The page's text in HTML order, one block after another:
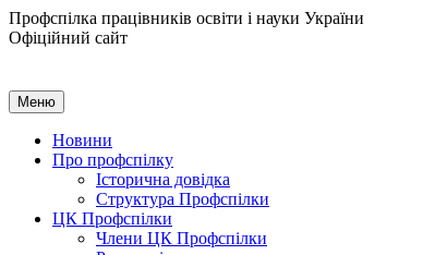
Профспілка працівників освіти і науки України
Офіційний сайт
Меню
Новини
Про профспілку
Історична довідка
Структура Профспілки
ЦК Профспілки
Члени ЦК Профспілки